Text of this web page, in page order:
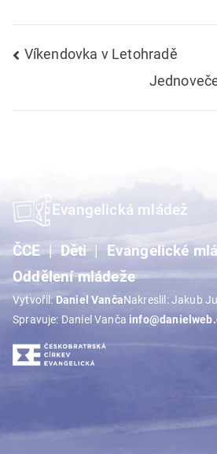
Navigace
Víkendovka v Letohradě
Evangelická mládež
ČCE Děti
Evangelické
Oddělení mládeže
Vytvořil:Daniel VančaNakreslil: Jakub
Spravuje: Daniel Vanča